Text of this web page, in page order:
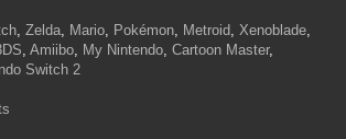
, Zelda, Mario, Pokémon, Metroid, Xenoblade,
, Amiibo, My Nintendo, Cartoon Master,
Switch 2